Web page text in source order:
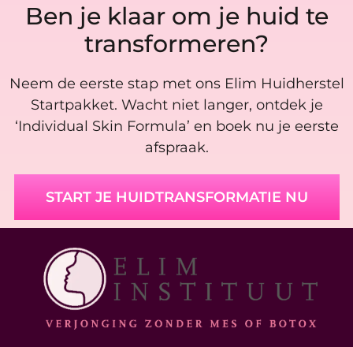
Ben je klaar om je huid te
transformeren?
Neem de eerste stap met ons Elim Huidherstel
Startpakket. Wacht niet langer, ontdek je
‘Individual Skin Formula’ en boek nu je eerste
afspraak.
START JE HUIDTRANSFORMATIE NU